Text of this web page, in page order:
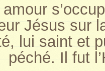
Jésus sur
lui saint et
péché. Il fut